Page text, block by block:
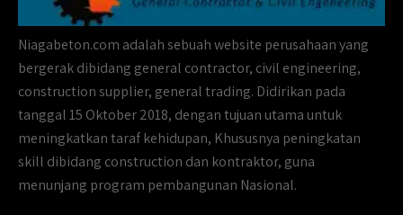
Niagabeton.com adalah sebuah website perusahaan yang
bergerak dibidang general contractor, civil engineering,
construction supplier, general trading. Didirikan pada
tanggal 15 Oktober 2018, dengan tujuan utama untuk
meningkatkan taraf kehidupan, Khususnya peningkatan
skill dibidang construction dan kontraktor, guna
menunjang program pembangunan Nasional.